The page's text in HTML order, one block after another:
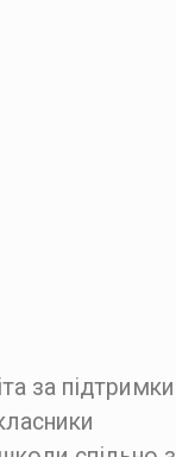
за підтримки